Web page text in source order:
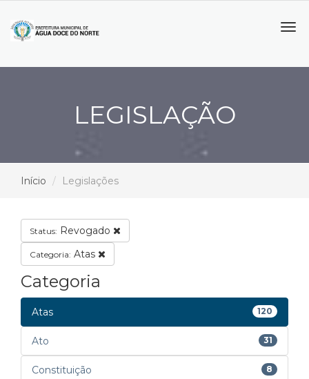
LEGISLAÇÃO
Início Legislações
Status: Revogado
Categoria: Atas
Categoria
Atas 120
Ato 31
Constituição 8